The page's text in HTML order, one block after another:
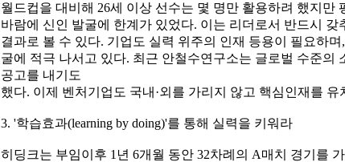
월드컵을 대비해 26세 이상 선수는 몇 명만 활용하려 했지만
바람에 신인 발굴에 한계가 있었다. 이는 리더로서 반드시
결과로 볼 수 있다. 기업도 실력 위주의 인재 등용이 필요하
굴에 적극 나서고 있다. 최근 안철수연구소는 글로벌 수준의
공고를 내기도
했다. 이제 벤처기업도 국내·외를 가리지 않고 핵심인재를
3. '학습효과(learning by doing)'를 통해 실력을 키워라
히딩크는 부임이후 1년 6개월 동안 32차례의 A매치 경기를